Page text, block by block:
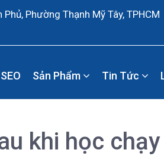
Phường Thạnh Mỹ Tây, TPHCM
Sản Phẩm Tin Tức
khi học chạy